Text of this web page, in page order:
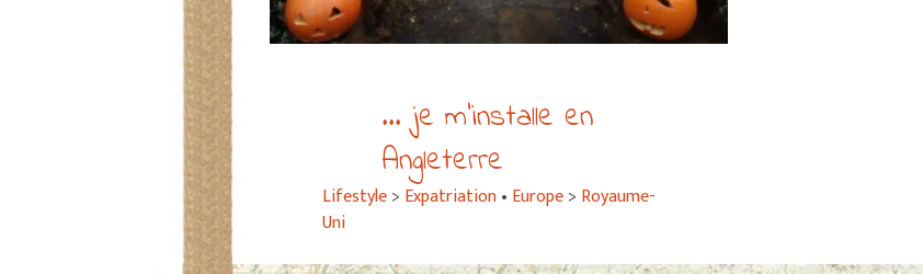
... je m’installe en
Angleterre
Lifestyle> Expatriation• Europe> Royaume-
Uni